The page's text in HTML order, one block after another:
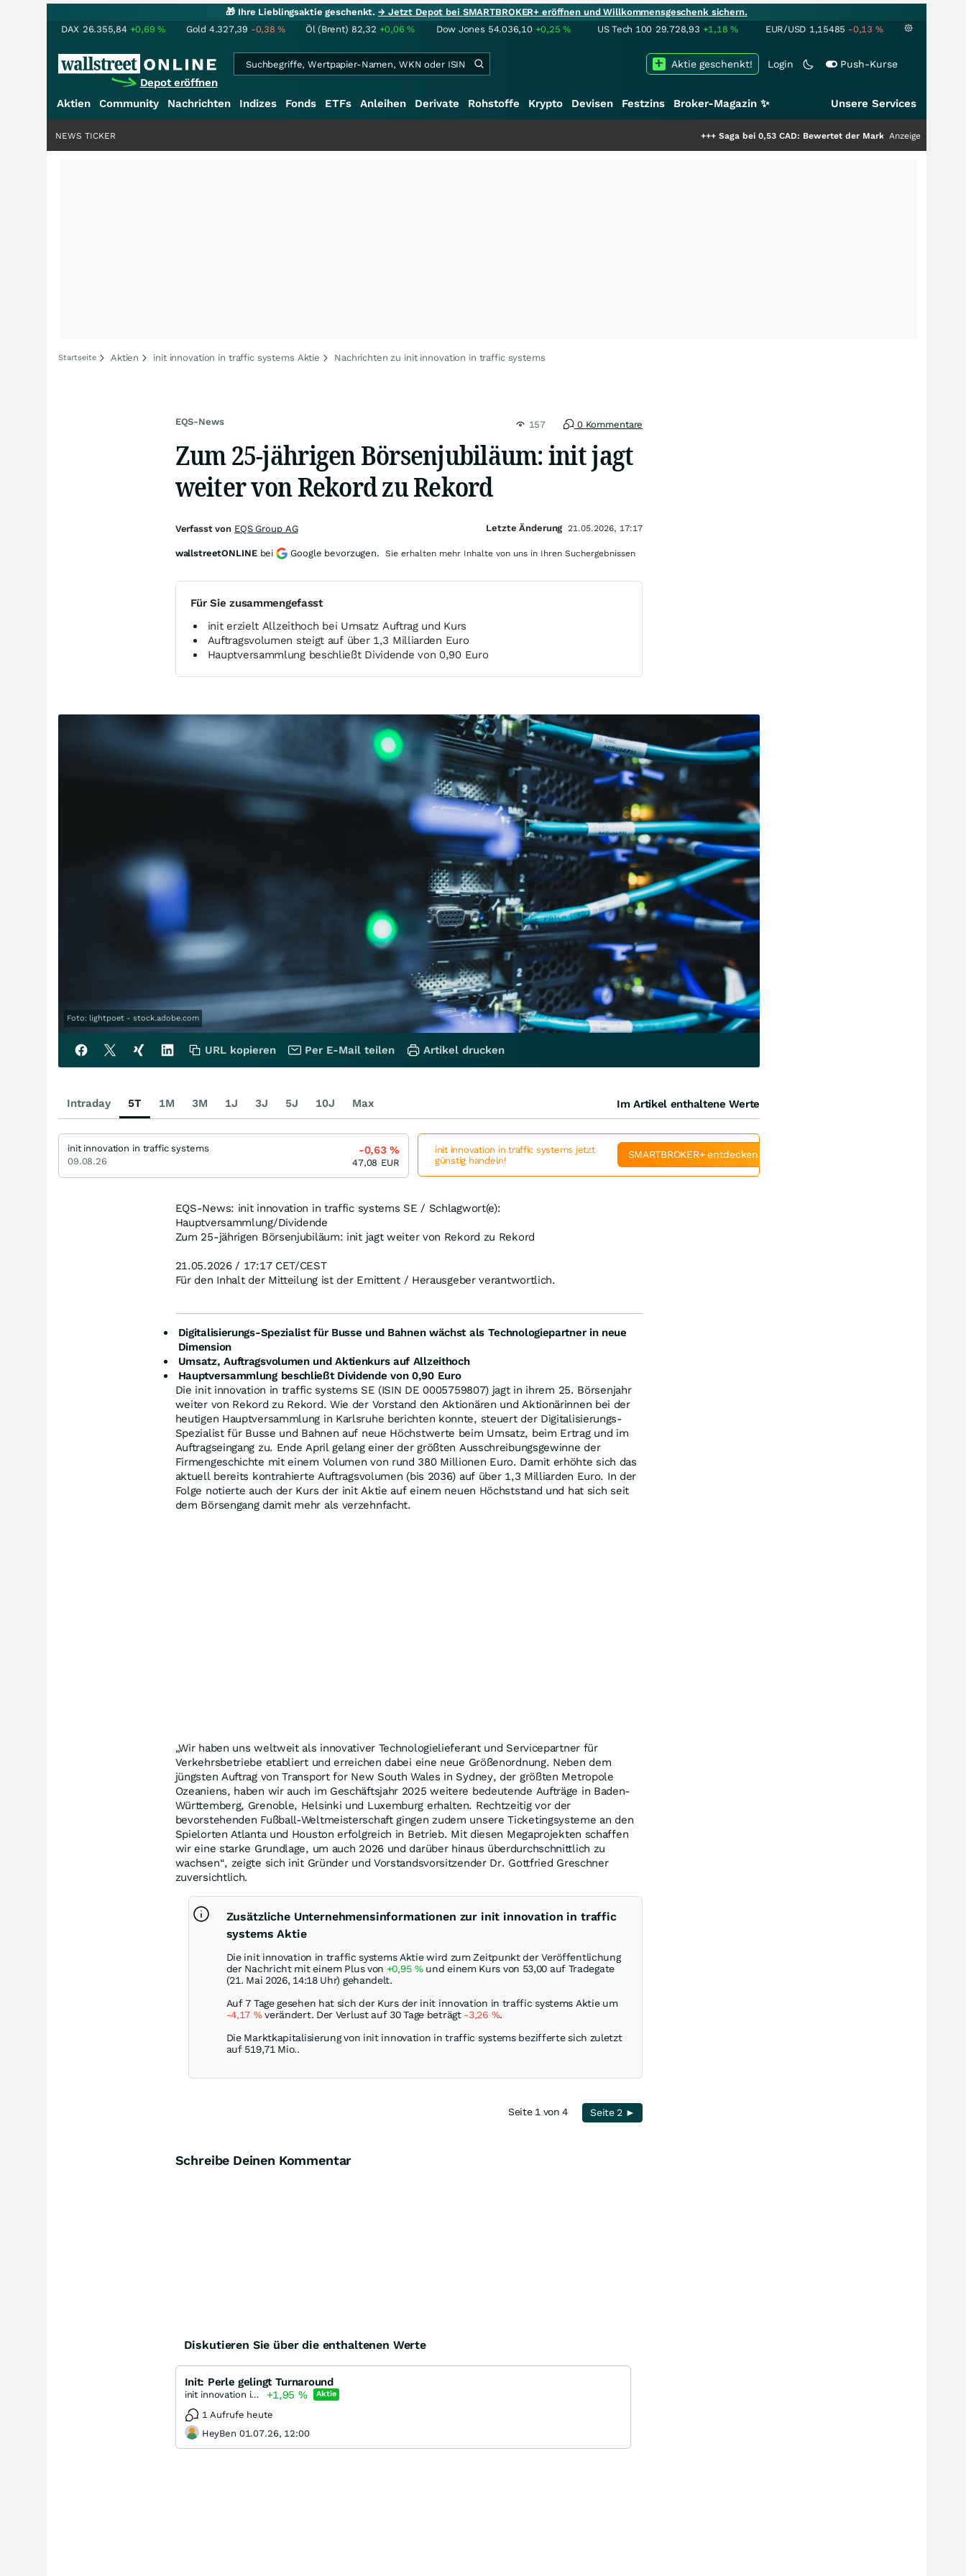
🎁 Ihre Lieblingsaktie geschenkt.→ Jetzt Depot bei SMARTBROKER+ eröffnen und Willkommensgeschenk sichern.
DAX 26.355,84 +0,69% Gold 4.327,39 -0,38% Öl (Brent) 82,32 +0,06% Dow Jones 54.036,10 +0,25% US Tech 100 29.728,93 +1,18% EUR/USD 1,15485 -0,13 %
Depot eröffnen
Login Push-Kurse
Aktie geschenkt!
Aktien Community Nachrichten Indizes Fonds ETFs Anleihen Derivate Rohstoffe Krypto Devisen Festzins Broker-Magazin ✨ Unsere Services
Saga bei 0,53 CAD: Bewertet der Markt noch immer nur die Hälfte der
Anzeige
NEWS TICKER
Startseite Aktien init innovation in traffic systems Aktie Nachrichten zu init innovation in traffic systems
EQS-News 157 0 Kommentare
Zum 25-jährigen Börsenjubiläum: init jagt
weiter von Rekord zu Rekord
Für Sie zusammengefasst
init erzielt Allzeithoch bei Umsatz Auftrag und Kurs
Auftragsvolumen steigt auf über 1,3 Milliarden Euro
Hauptversammlung beschließt Dividende von 0,90 Euro
Foto: lightpoet - stock.adobe.com
EQS-News: init innovation in traffic systems SE / Schlagwort(e):
Hauptversammlung/Dividende
Zum 25-jährigen Börsenjubiläum: init jagt weiter von Rekord zu Rekord
21.05.2026 / 17:17 CET/CEST
Für den Inhalt der Mitteilung ist der Emittent / Herausgeber verantwortlich.
Digitalisierungs-Spezialist für Busse und Bahnen wächst als Technologiepartner in neue
Dimension
Umsatz, Auftragsvolumen und Aktienkurs auf Allzeithoch
Hauptversammlung beschließt Dividende von 0,90 Euro
Die init innovation in traffic systems SE (ISIN DE 0005759807) jagt in ihrem 25. Börsenjahr
weiter von Rekord zu Rekord. Wie der Vorstand den Aktionären und Aktionärinnen bei der
heutigen Hauptversammlung in Karlsruhe berichten konnte, steuert der Digitalisierungs-
Spezialist für Busse und Bahnen auf neue Höchstwerte beim Umsatz, beim Ertrag und im
Auftragseingang zu. Ende April gelang einer der größten Ausschreibungsgewinne der
Firmengeschichte mit einem Volumen von rund 380 Millionen Euro. Damit erhöhte sich das
aktuell bereits kontrahierte Auftragsvolumen (bis 2036) auf über 1,3 Milliarden Euro. In der
Folge notierte auch der Kurs der init Aktie auf einem neuen Höchststand und hat sich seit
dem Börsengang damit mehr als verzehnfacht.
„Wir haben uns weltweit als innovativer Technologielieferant und Servicepartner für
Verkehrsbetriebe etabliert und erreichen dabei eine neue Größenordnung. Neben dem
jüngsten Auftrag von Transport for New South Wales in Sydney, der größten Metropole
Ozeaniens, haben wir auch im Geschäftsjahr 2025 weitere bedeutende Aufträge in Baden-
Württemberg, Grenoble, Helsinki und Luxemburg erhalten. Rechtzeitig vor der
bevorstehenden Fußball-Weltmeisterschaft gingen zudem unsere Ticketingsysteme an den
Spielorten Atlanta und Houston erfolgreich in Betrieb. Mit diesen Megaprojekten schaffen
wir eine starke Grundlage, um auch 2026 und darüber hinaus überdurchschnittlich zu
wachsen“, zeigte sich init Gründer und Vorstandsvorsitzender Dr. Gottfried Greschner
zuversichtlich.
Zusätzliche Unternehmensinformationen zur init innovation in traffic
systems Aktie
Die init innovation in traffic systems Aktie wird zum Zeitpunkt der Veröffentlichung
der Nachricht mit einem Plus von +0,95 %und einem Kurs von 53,00 auf Tradegate
(21. Mai 2026, 14:18 Uhr) gehandelt.
Auf 7 Tage gesehen hat sich der Kurs der init innovation in traffic systems Aktie um
-4,17 %verändert. Der Verlust auf 30 Tage beträgt -3,26 %.
Die Marktkapitalisierung von init innovation in traffic systems bezifferte sich zuletzt
auf 519,71 Mio..
Seite 1 von 4 Seite 2 ►
Schreibe Deinen Kommentar
Diskutieren Sie über die enthaltenen Werte
Init: Perle gelingt Turnaround
init innovation in traffic systems +1,95 % Aktie
1 Aufrufe heute
HeyBen 01.07.26, 12:00
Verfasst von EQS Group AG Letzte Änderung 21.05.2026, 17:17
wallstreetONLINE bei Google bevorzugen. Sie erhalten mehr Inhalte von uns in Ihren Suchergebnissen
URL kopieren Per E-Mail teilen Artikel drucken
Intraday 5T 1M 3M 1J 3J 5J 10J Max Im Artikel enthaltene Werte
init innovation in traffic systems
09.08.26
-0,63%
47,08 EUR
init innovation in traffic systems jetzt
günstig handeln!
SMARTBROKER+ entdecken